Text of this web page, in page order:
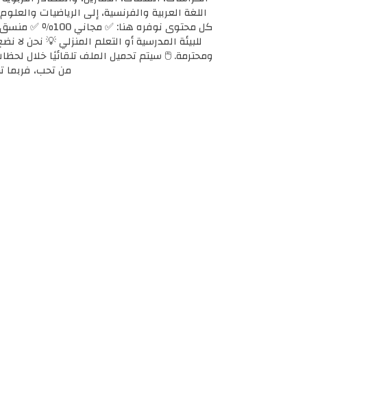
الكراسات، الملفات، التمارين، والمصادر
اللغة العربية والفرنسية، إلى الرياضيات
كل محتوى
للبيئة المدرسية أو التعلم المنزلي 💡 نحن لا
ومحترمة. 🖱️ سيتم تحميل الملف تلقائيًا خلال